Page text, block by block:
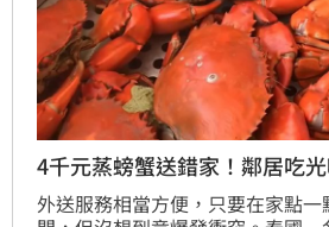
4千元蒸螃蟹送錯家！鄰居吃
外送服務相當方便，只要在家點